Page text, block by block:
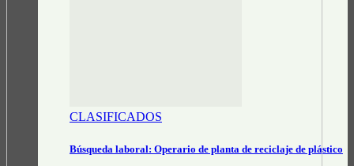
CLASIFICADOS
Búsqueda laboral: Operario de planta de reciclaje de plástico